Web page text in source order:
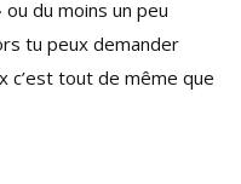
du moins un peu
tu peux demander
c’est tout de même que